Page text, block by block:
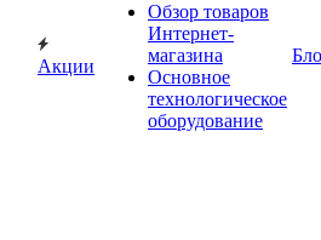
Акции
Обзор товаров
Интернет-
магазина
Основное
технологическое
оборудование